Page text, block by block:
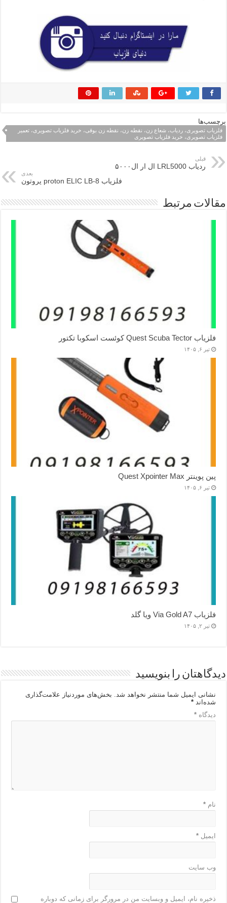
برچسب‌ها
فلزیاب تصویری، ردیاب، شعاع زن، نقطه زن، نقطه زن بوقی، خرید فلزیاب تصویری، تعمیر
فلزیاب تصویری، خرید فلزیاب تصویری
قبلی
ردیاب LRL5000 ال ار ال۵۰۰۰
بعدی
فلزیاب proton ELIC LB-8 پروتون
مقالات مرتبط
فلزیاب Quest Scuba Tector کوئست اسکوبا تکتور
تیر ۶, ۱۴۰۵
پین پوینتر Quest Xpointer Max
تیر ۶, ۱۴۰۵
فلزیاب Via Gold A7 ویا گلد
تیر ۲, ۱۴۰۵
دیدگاهتان را بنویسید
نشانی ایمیل شما منتشر نخواهد شد.
بخش‌های موردنیاز علامت‌گذاری
شده‌اند*
دیدگاه*
نام*
ایمیل*
وب‌ سایت
ذخیره نام، ایمیل و وبسایت من در مرورگر برای زمانی که دوباره